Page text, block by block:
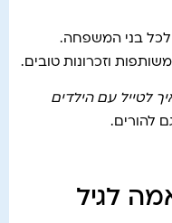
לכל בני המשפחה.
וזכרונות טובים.
לטייל עם הילדים
להורים.
לגיל